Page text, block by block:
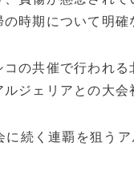
時期について明確
の共催で行われ
ジェリアとの大会
に続く連覇を狙う